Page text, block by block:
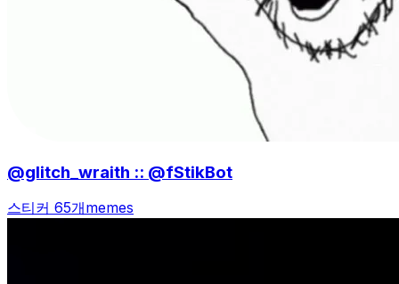
@glitch_wraith :: @fStikBot
스티커 65개memes